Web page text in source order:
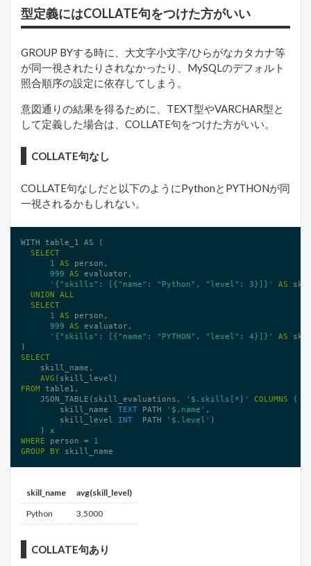
型定義にはCOLLATE句をつけた方がいい
GROUP BYする時に、大文字小文字/ひらがなカタカナ等
が同一視されたりされなかったり、MySQLのデフォルト
照合順序の設定に依存してしまう。
意図通りの結果を得るために、TEXT型やVARCHAR型と
して定義した場合は、COLLATE句をつけた方がいい。
COLLATE句なし
COLLATE句なしだと以下のようにPythonとPYTHONが同
一視されるかもしれない。
WITH table_1 AS (
SELECT
1
AS person,
999
AS evaluator,
'{"skills": [{"name": "Python", "level": 3}]}'
AS
UNION
ALL
SELECT
1
AS person,
999
AS evaluator,
'{"skills": [{"name": "PYTHON", "level": 4}]}'
AS
SELECT
    skill_name,
AVG
FROM table1,
    JSON_TABLE(skill_evaluations,
'$.skills[*]' COLUMNS (
        skill_name
TEXT PATH '$.name' ,
        skill_level
INT
  PATH
'$.level' )
WHERE person = 1
GROUP
BY skill_name
skill_name
avg(skill_level)
Python
3.5000
COLLATE句あり